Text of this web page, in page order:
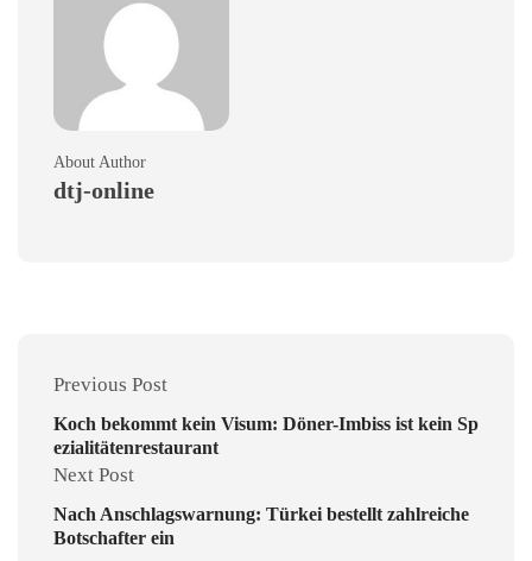
About Author
dtj-online
Previous Post
Koch bekommt kein Visum: Döner-Imbiss ist kein Sp
ezialitätenrestaurant
Next Post
Nach Anschlagswarnung: Türkei bestellt zahlreiche
Botschafter ein